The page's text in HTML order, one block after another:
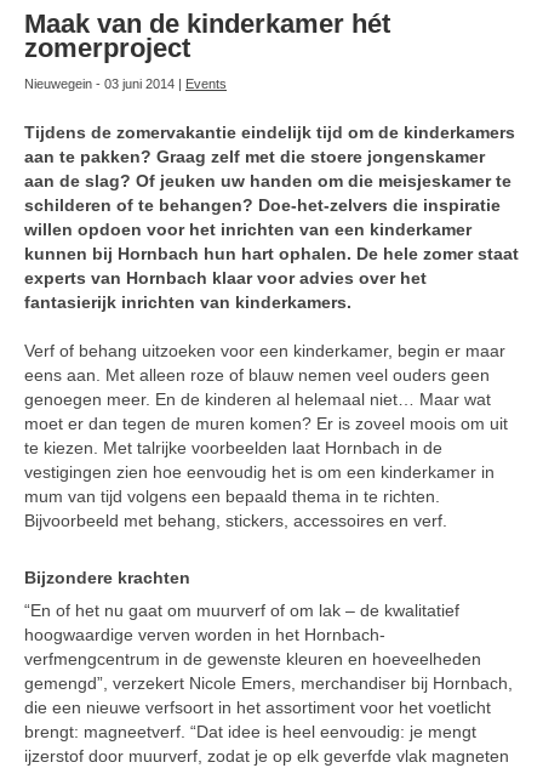
Maak van de kinderkamer hét
zomerproject
Nieuwegein - 03 juni 2014 | Events
Tijdens de zomervakantie eindelijk tijd om de kinderkamers
aan te pakken? Graag zelf met die stoere jongenskamer
aan de slag? Of jeuken uw handen om die meisjeskamer te
schilderen of te behangen? Doe-het-zelvers die inspiratie
willen opdoen voor het inrichten van een kinderkamer
kunnen bij Hornbach hun hart ophalen. De hele zomer staat
experts van Hornbach klaar voor advies over het
fantasierijk inrichten van kinderkamers.
Verf of behang uitzoeken voor een kinderkamer, begin er maar
eens aan. Met alleen roze of blauw nemen veel ouders geen
genoegen meer. En de kinderen al helemaal niet… Maar wat
moet er dan tegen de muren komen? Er is zoveel moois om uit
te kiezen. Met talrijke voorbeelden laat Hornbach in de
vestigingen zien hoe eenvoudig het is om een kinderkamer in
mum van tijd volgens een bepaald thema in te richten.
Bijvoorbeeld met behang, stickers, accessoires en verf.
Bijzondere krachten
“En of het nu gaat om muurverf of om lak – de kwalitatief
hoogwaardige verven worden in het Hornbach-
verfmengcentrum in de gewenste kleuren en hoeveelheden
gemengd”, verzekert Nicole Emers, merchandiser bij Hornbach,
die een nieuwe verfsoort in het assortiment voor het voetlicht
brengt: magneetverf. “Dat idee is heel eenvoudig: je mengt
ijzerstof door muurverf, zodat je op elk geverfde vlak magneten